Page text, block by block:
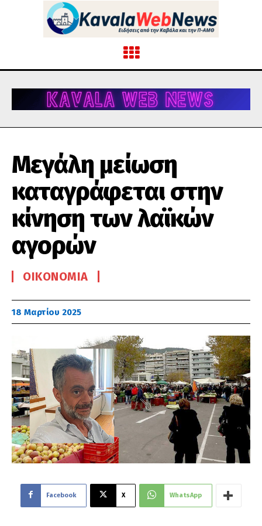
Μεγάλη μείωση
καταγράφεται στην
κίνηση των λαϊκών
αγορών
ΟΙΚΟΝΟΜΊΑ
18 Μαρτίου 2025
Facebook X WhatsApp